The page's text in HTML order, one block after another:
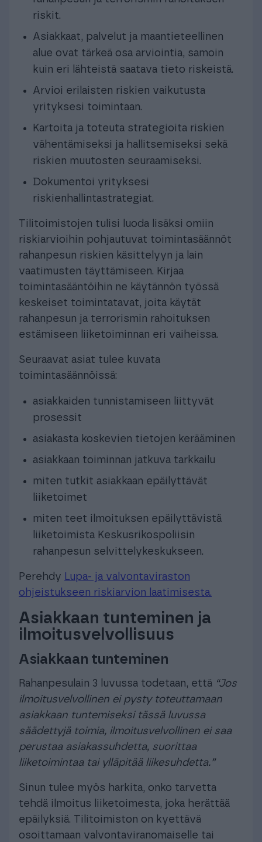
riskit.
Asiakkaat, palvelut ja maantieteellinen
alue ovat tärkeä osa arviointia, samoin
kuin eri lähteistä saatava tieto riskeistä.
Arvioi erilaisten riskien vaikutusta
yrityksesi toimintaan.
Kartoita ja toteuta strategioita riskien
vähentämiseksi ja hallitsemiseksi sekä
riskien muutosten seuraamiseksi.
Dokumentoi yrityksesi
riskienhallintastrategiat.
Tilitoimistojen tulisi luoda lisäksi omiin
riskiarvioihin pohjautuvat toimintasäännöt
rahanpesun riskien käsittelyyn ja lain
vaatimusten täyttämiseen. Kirjaa
toimintasääntöihin ne käytännön työssä
keskeiset toimintatavat, joita käytät
rahanpesun ja terrorismin rahoituksen
estämiseen liiketoiminnan eri vaiheissa.
Seuraavat asiat tulee kuvata
toimintasäännöissä:
asiakkaiden tunnistamiseen liittyvät
prosessit
asiakasta koskevien tietojen kerääminen
asiakkaan toiminnan jatkuva tarkkailu
miten tutkit asiakkaan epäilyttävät
liiketoimet
miten teet ilmoituksen epäilyttävistä
liiketoimista Keskusrikospoliisin
rahanpesun selvittelykeskukseen.
Perehdy Lupa- ja valvontaviraston
ohjeistukseen riskiarvion laatimisesta.
Asiakkaan tunteminen ja
ilmoitusvelvollisuus
Asiakkaan tunteminen
Rahanpesulain 3 luvussa todetaan, että “Jos
ilmoitusvelvollinen ei pysty toteuttamaan
asiakkaan tuntemiseksi tässä luvussa
säädettyjä toimia, ilmoitusvelvollinen ei saa
perustaa asiakassuhdetta, suorittaa
liiketoimintaa tai ylläpitää liikesuhdetta.”
Sinun tulee myös harkita, onko tarvetta
tehdä ilmoitus liiketoimesta, joka herättää
epäilyksiä. Tilitoimiston on kyettävä
osoittamaan valvontaviranomaiselle tai